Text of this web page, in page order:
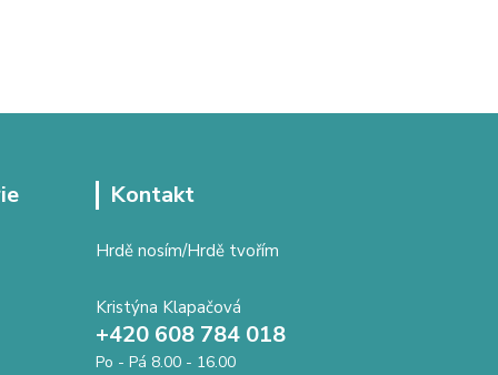
Kontakt
Hrdě nosím/Hrdě tvořím
Kristýna Klapačová
+420 608 784 018
Po - Pá 8.00 - 16.00